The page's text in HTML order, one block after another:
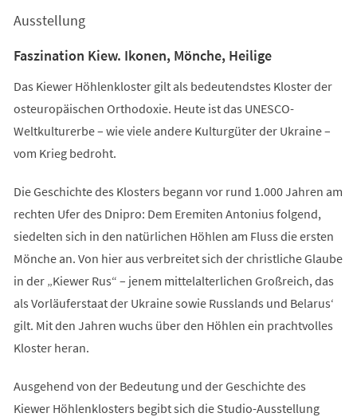
neuen
Ausstellung
Faszination Kiew. Ikonen, Mönche, Heilige
Das Kiewer Höhlenkloster gilt als bedeutendstes Kloster der
osteuropäischen Orthodoxie. Heute ist das UNESCO-
Weltkulturerbe – wie viele andere Kulturgüter der Ukraine –
vom Krieg bedroht.
Die Geschichte des Klosters begann vor rund 1.000 Jahren am
rechten Ufer des Dnipro: Dem Eremiten Antonius folgend,
siedelten sich in den natürlichen Höhlen am Fluss die ersten
Mönche an. Von hier aus verbreitet sich der christliche Glaube
in der „Kiewer Rus“ – jenem mittelalterlichen Großreich, das
als Vorläuferstaat der Ukraine sowie Russlands und Belarus‘
gilt. Mit den Jahren wuchs über den Höhlen ein prachtvolles
Kloster heran.
Ausgehend von der Bedeutung und der Geschichte des
Kiewer Höhlenklosters begibt sich die Studio-Ausstellung